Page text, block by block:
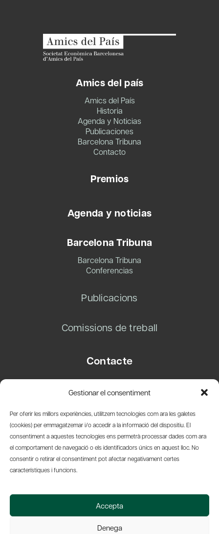
Gestionar el consentiment
Per oferir les millors experiències, utilitzem tecnologies com ara les galetes
(cookies) per emmagatzemar i/o accedir a la informació del dispositiu. El
consentiment a aquestes tecnologies ens permetrà processar dades com ara
el comportament de navegació o els identificadors únics en aquest lloc. No
consentir o retirar el consentiment pot afectar negativament certes
característiques i funcions.
Accepta
Denega
Amics del país
Amics del País
Historia
Agenda y Noticias
Publicaciones
Barcelona Tribuna
Contacto
Premios
Agenda y noticias
Barcelona Tribuna
Barcelona Tribuna
Conferencias
Publicacions
Comissions de treball
Contacte
08003 Barcelona
info@amicsdelpais.com
Suscripció Newsletter
© 2026 Societat Econòmica Barcelonesa d'Amics del País
Web by Ideamatic